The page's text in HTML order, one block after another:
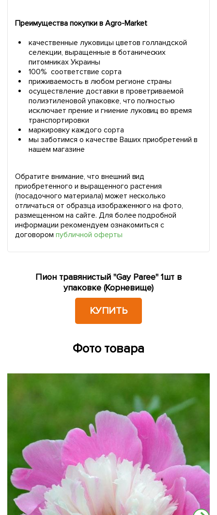
Преимущества покупки в Agro-Market
качественные луковицы цветов голландской
селекции, выращенные в ботанических
питомниках Украины
100% соответствие сорта
приживаемость в любом регионе страны
осуществление доставки в проветриваемой
полиэтиленовой упаковке, что полностью
исключает прение и гниение луковиц во время
транспортировки
маркировку каждого сорта
мы заботимся о качестве Ваших приобретений в
нашем магазине
Обратите внимание, что внешний вид
приобретенного и выращенного растения
(посадочного материала) может несколько
отличаться от образца изображенного на фото,
размещенном на сайте. Для более подробной
информации рекомендуем ознакомиться с
договором публичной оферты
Пион травянистый "Gay Paree" 1шт в
упаковке (Корневище)
КУПИТЬ
Фото товара